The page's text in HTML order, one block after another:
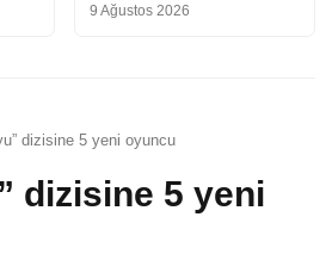
9 Ağustos 2026
dizisine 5 yeni oyuncu
dizisine 5 yeni